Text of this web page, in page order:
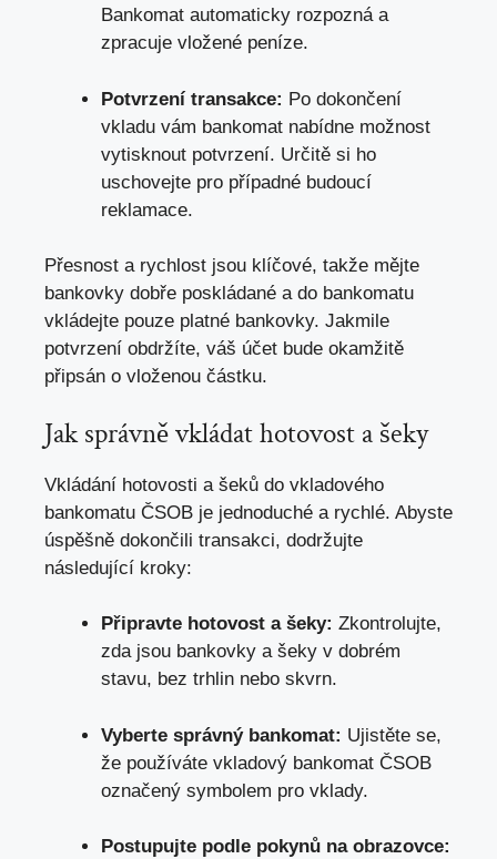
Bankomat automaticky rozpozná a
zpracuje vložené peníze.
Potvrzení transakce: Po dokončení
vkladu vám bankomat nabídne možnost
vytisknout potvrzení. Určitě si ho
uschovejte pro případné budoucí
reklamace.
Přesnost a rychlost jsou klíčové, takže mějte
bankovky dobře poskládané a do bankomatu
vkládejte pouze platné bankovky. Jakmile
potvrzení obdržíte, váš účet bude okamžitě
připsán o vloženou částku.
Jak správně vkládat hotovost a šeky
Vkládání hotovosti a šeků do vkladového
bankomatu ČSOB je jednoduché a rychlé. Abyste
úspěšně dokončili transakci, dodržujte
následující kroky:
Připravte hotovost a šeky: Zkontrolujte,
zda jsou bankovky a šeky v dobrém
stavu, bez trhlin nebo skvrn.
Vyberte správný bankomat: Ujistěte se,
že používáte vkladový bankomat ČSOB
označený symbolem pro vklady.
Postupujte podle pokynů na obrazovce: